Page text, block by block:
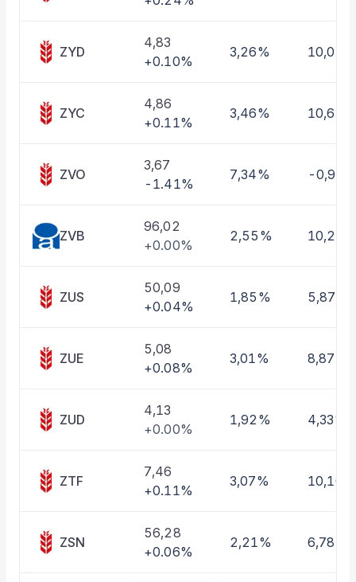
ZYD
4,83
+0.10%
3,26% 10,01%
ZYC
4,86
+0.11%
3,46% 10,63%
ZVO
3,67
-1.41%
7,34% -0,97%
ZVB
96,02
+0.00%
2,55%
ZUS
50,09
+0.04%
1,85% 5,87%
ZUE
5,08
+0.08%
3,01% 8,87%
ZUD
4,13
+0.00%
1,92% 4,33%
ZTF
7,46
+0.11%
3,07% 10,16%
ZSN
56,28
+0.06%
2,21% 6,78%